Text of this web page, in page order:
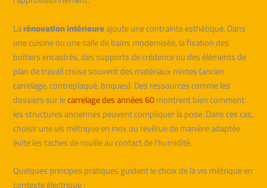
Larénovation intérieureajoute une contrainte esthétique. Dans
une cuisine ou une salle de bains modernisée, la fixation des
boîtiers encastrés, des supports de crédence ou des éléments de
plan de travail croise souvent des matériaux mixtes (ancien
carrelage, contreplaqué, briques). Des ressources comme les
dossiers sur lecarrelage des années 60montrent bien comment
les structures anciennes peuvent compliquer la pose. Dans ces cas,
choisir une vis métrique en inox ou revêtue de manière adaptée
évite les taches de rouille au contact de l’humidité.
Quelques principes pratiques guident le choix de la vis métrique en